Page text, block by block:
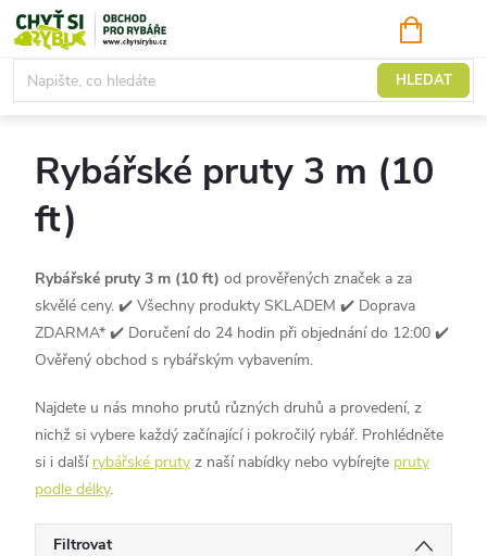
Přejít
na
obsah
HLEDAT
KOŠÍK
Pruty
Rybářské pruty 3 m (10
ft)
Rybářské pruty 3 m (10 ft) od prověřených značek a za
skvělé ceny. ✔️ Všechny produkty SKLADEM ✔️ Doprava
ZDARMA* ✔️ Doručení do 24 hodin při objednání do 12:00 ✔️
Ověřený obchod s rybářským vybavením.
Najdete u nás mnoho prutů různých druhů a provedení, z
nichž si vybere každý začínající i pokročilý rybář. Prohlédněte
si i další rybářské pruty z naší nabídky nebo vybírejte pruty
podle délky.
Filtrovat